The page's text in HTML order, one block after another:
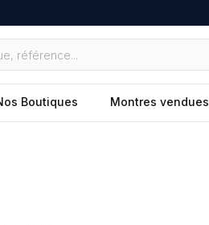
Boutiques Montres vendues